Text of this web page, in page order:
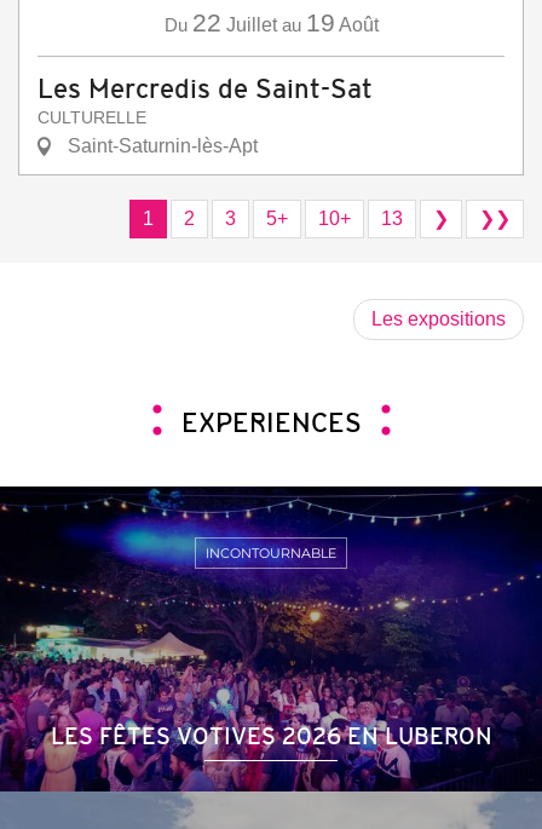
Du 22 Juillet au 19 Août
Les Mercredis de Saint-Sat
CULTURELLE
Saint-Saturnin-lès-Apt
1 2 3 5+ 10+ 13 ❯ ❯❯
Les expositions
EXPERIENCES
LES FÊTES VOTIVES 2026 EN LUBERON
INCONTOURNABLE